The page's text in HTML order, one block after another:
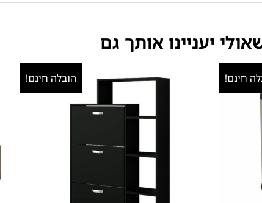
יעניינו אותך גם
חינם! הובלה חינם!